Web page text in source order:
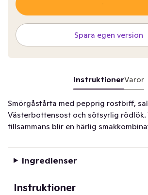
Spara egen version
InstruktionerVaror
Smörgåstårta med pepprig rostbiff,
Västerbottensost och sötsyrlig rödlök.
tillsammans blir en härlig
Ingredienser
Instruktioner